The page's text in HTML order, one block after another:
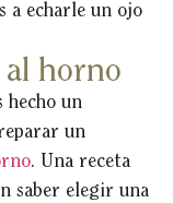
a echarle un ojo
al horno
hecho un
un
. Una receta
saber elegir una